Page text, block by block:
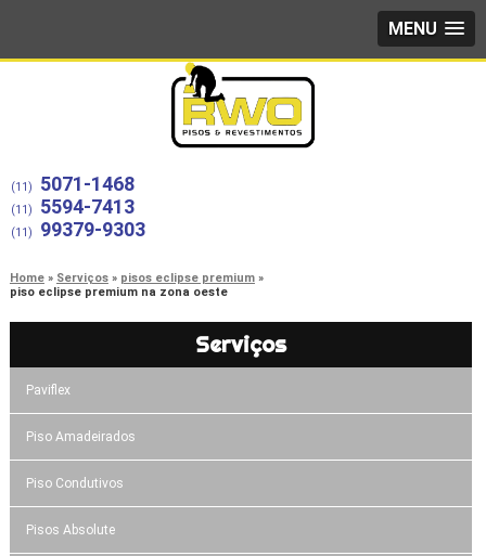
MENU
(11) 5071-1468
(11) 5594-7413
(11) 99379-9303
Home Serviços
pisos eclipse premium
piso eclipse premium na zona oeste
Serviços
Paviflex
Piso Amadeirados
Piso Condutivos
Pisos Absolute